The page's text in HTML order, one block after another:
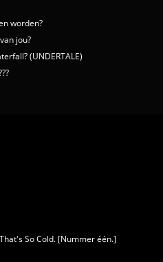
worden?
jou?
(UNDERTALE)
So Cold. [Nummer één.]